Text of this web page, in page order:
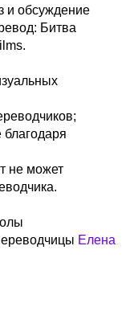
и обсуждение
Битва
благодаря
не может
Елена